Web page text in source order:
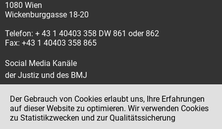
1080 Wien
Wickenburggasse 18-20
Telefon: + 43 1 40403 358 DW 861 oder 862
Fax: +43 1 40403 358 865
Social Media Kanäle
der Justiz und des BMJ
Impressum
Der Gebrauch von Cookies erlaubt uns, Ihre Erfahrungen
auf dieser Website zu optimieren. Wir verwenden Cookies
zu Statistikzwecken und zur Qualitätssicherung